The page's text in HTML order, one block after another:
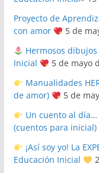
Proyecto de
con amor
5 de
Hermosos
Inicial
5 de mayo
Manualidades
de amor)
5 de
Un cuento al
(cuentos para inicial)
¡Así soy yo! La
Educación Inicial